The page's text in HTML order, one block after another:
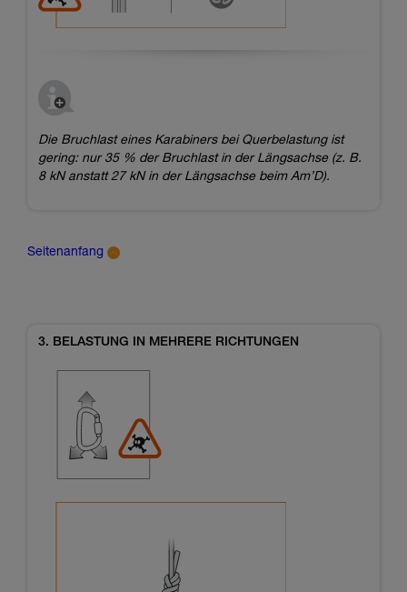
Die Bruchlast eines Karabiners bei Querbelastung ist
gering: nur 35 % der Bruchlast in der Längsachse (z. B.
8 kN anstatt 27 kN in der Längsachse beim Am’D).
Seitenanfang
3. BELASTUNG IN MEHRERE RICHTUNGEN